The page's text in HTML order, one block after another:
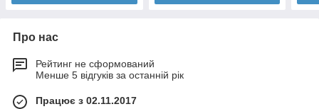
Про нас
Рейтинг не сформований
Менше 5 відгуків за останній рік
Працює з 02.11.2017